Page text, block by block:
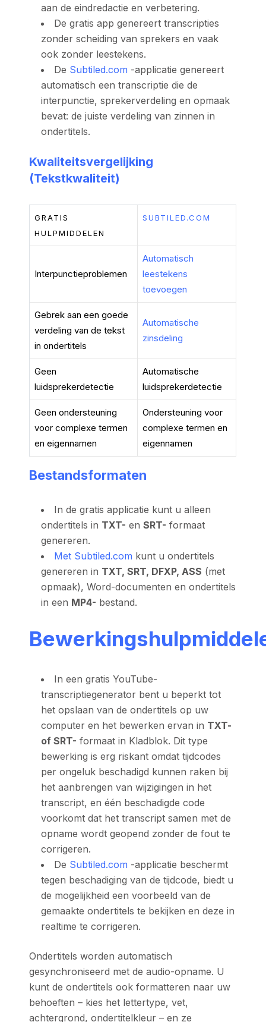
aan de eindredactie en verbetering.
De gratis app genereert transcripties
zonder scheiding van sprekers en vaak
ook zonder leestekens.
De Subtiled.com -applicatie genereert
automatisch een transcriptie die de
interpunctie, sprekerverdeling en opmaak
bevat: de juiste verdeling van zinnen in
ondertitels.
Kwaliteitsvergelijking
(Tekstkwaliteit)
GRATIS
HULPMIDDELEN
SUBTILED.COM
Interpunctieproblemen
Automatisch
leestekens
toevoegen
Gebrek aan een goede
verdeling van de tekst
in ondertitels
Automatische
zinsdeling
Geen
luidsprekerdetectie
Automatische
luidsprekerdetectie
Geen ondersteuning
voor complexe termen
en eigennamen
Ondersteuning voor
complexe termen en
eigennamen
Bestandsformaten
In de gratis applicatie kunt u alleen
ondertitels in TXT- enSRT- formaat
genereren.
Met Subtiled.com kunt u ondertitels
genereren in TXT, SRT, DFXP, ASS (met
opmaak), Word-documenten en ondertitels
in een MP4- bestand.
In een gratis YouTube-
transcriptiegenerator bent u beperkt tot
het opslaan van de ondertitels op uw
computer en het bewerken ervan in TXT-
of SRT- formaat in Kladblok. Dit type
bewerking is erg riskant omdat tijdcodes
per ongeluk beschadigd kunnen raken bij
het aanbrengen van wijzigingen in het
transcript, en één beschadigde code
voorkomt dat het transcript samen met de
opname wordt geopend zonder de fout te
corrigeren.
De Subtiled.com -applicatie beschermt
tegen beschadiging van de tijdcode, biedt u
de mogelijkheid een voorbeeld van de
gemaakte ondertitels te bekijken en deze in
realtime te corrigeren.
Ondertitels worden automatisch
gesynchroniseerd met de audio-opname. U
kunt de ondertitels ook formatteren naar uw
behoeften – kies het lettertype, vet,
achtergrond, ondertitelkleur – en ze